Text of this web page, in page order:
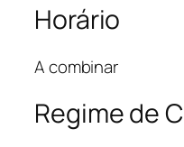
Horário
A combinar
Regime de